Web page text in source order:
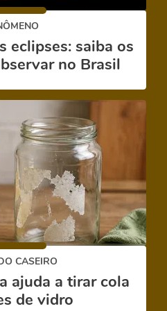
eclipses: saiba os
no Brasil
CASEIRO
ajuda a tirar cola
de vidro